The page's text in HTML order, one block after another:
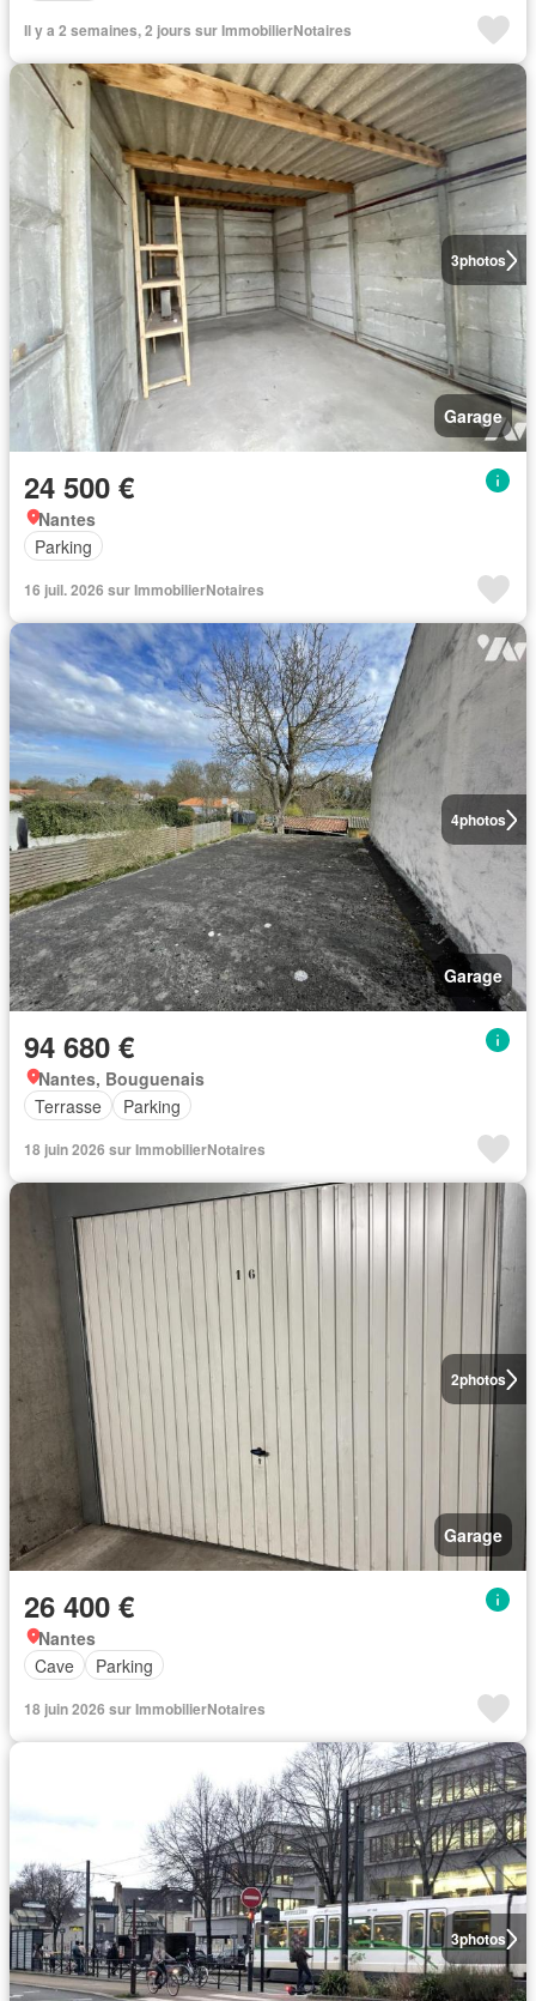
Il y a 2 semaines, 2 jours sur ImmobilierNotaires
3photos
Garage
24 500 €
Nantes
Parking
16 juil. 2026 sur ImmobilierNotaires
4photos
Garage
94 680 €
Nantes, Bouguenais
Terrasse
Parking
18 juin 2026 sur ImmobilierNotaires
2photos
Garage
26 400 €
Nantes
Cave
Parking
18 juin 2026 sur ImmobilierNotaires
3photos